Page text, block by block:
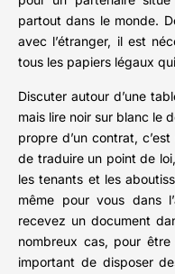
partout dans le monde.
avec l’étranger, il est
tous les papiers légaux
Discuter autour d’une
mais lire noir sur blanc le
propre d’un contrat,
de traduire un point de
les tenants et les
même pour vous dans
recevez un document
nombreux cas, pour être
important de disposer